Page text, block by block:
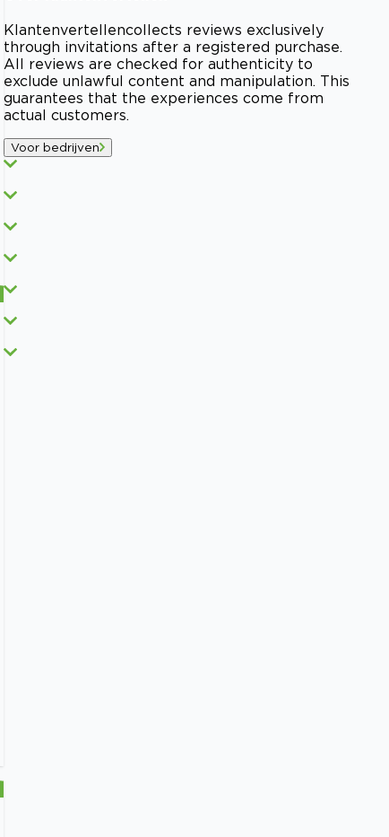
Klantenvertellencollects reviews exclusively
through invitations after a registered purchase.
All reviews are checked for authenticity to
exclude unlawful content and manipulation. This
guarantees that the experiences come from
actual customers.
Voor bedrijven